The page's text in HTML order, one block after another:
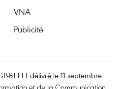
VNA
Publicité
BTTTT délivré le 11 septembre
et de la Communication.